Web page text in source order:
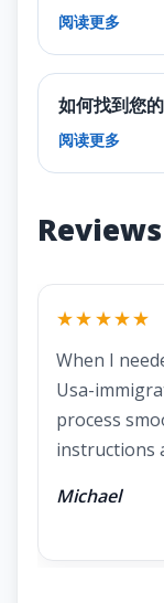
阅读更多
如何找到您
阅读更多
Reviews
★★★★★
When I
Usa-
process
instructions
Michael